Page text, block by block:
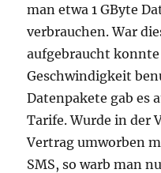
man etwa 1 GByte
verbrauchen. War
aufgebraucht
Geschwindigkeit
Datenpakete gab es
Tarife. Wurde in der
Vertrag umworben
SMS, so warb man